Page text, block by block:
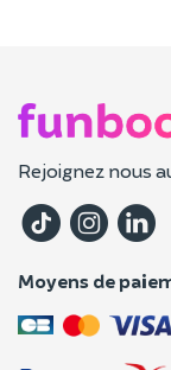
Rejoignez nous
Moyens de